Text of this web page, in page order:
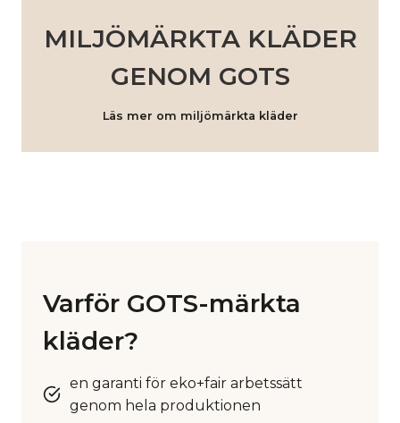
MILJÖMÄRKTA KLÄDER
GENOM GOTS
Läs mer om miljömärkta kläder
Varför GOTS-märkta
kläder?
en garanti för eko+fair arbetssätt
genom hela produktionen